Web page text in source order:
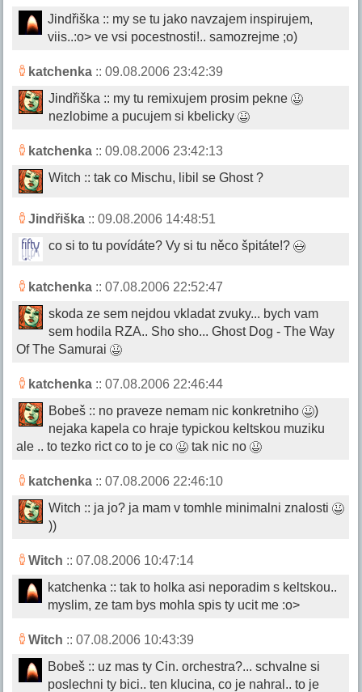
Jindřiška :: my se tu jako navzajem inspirujem,
viis..:o> ve vsi pocestnosti!.. samozrejme ;o)
katchenka :: 09.08.2006 23:42:39
Jindřiška :: my tu remixujem prosim pekne
nezlobime a pucujem si kbelicky
katchenka :: 09.08.2006 23:42:13
Witch :: tak co Mischu, libil se Ghost ?
Jindřiška :: 09.08.2006 14:48:51
co si to tu povídáte? Vy si tu něco špitáte!?
katchenka :: 07.08.2006 22:52:47
skoda ze sem nejdou vkladat zvuky... bych vam
sem hodila RZA.. Sho sho... Ghost Dog - The Way
Of The Samurai
katchenka :: 07.08.2006 22:46:44
Bobeš :: no praveze nemam nic konkretniho
)
nejaka kapela co hraje typickou keltskou muziku
ale .. to tezko rict co to je co
tak nic no
katchenka :: 07.08.2006 22:46:10
Witch :: ja jo? ja mam v tomhle minimalni znalosti
))
Witch :: 07.08.2006 10:47:14
katchenka :: tak to holka asi neporadim s keltskou..
myslim, ze tam bys mohla spis ty ucit me :o>
Witch :: 07.08.2006 10:43:39
Bobeš :: uz mas ty Cin. orchestra?... schvalne si
poslechni ty bici.. ten klucina, co je nahral.. to je